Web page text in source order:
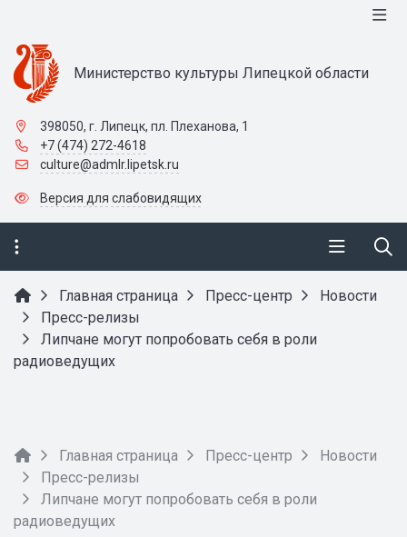
Министерство культуры Липецкой области
398050, г. Липецк, пл. Плеханова, 1
+7 (474) 272-4618
culture@admlr.lipetsk.ru
Версия для слабовидящих
Главная страница Пресс-центр
Новости
Пресс-релизы
Липчане могут попробовать себя в роли
радиоведущих
Главная страница Пресс-центр
Новости
Пресс-релизы
Липчане могут попробовать себя в роли
радиоведущих